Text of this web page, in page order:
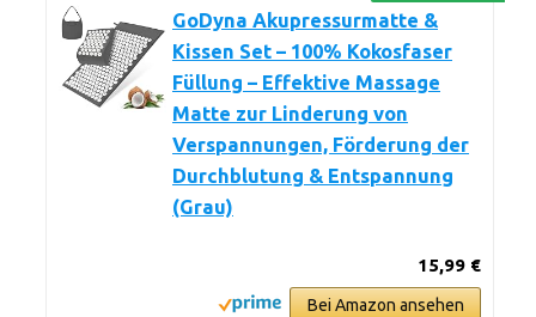
GoDyna Akupressurmatte &
Kissen Set – 100% Kokosfaser
Füllung – Effektive Massage
Matte zur Linderung von
Verspannungen, Förderung der
Durchblutung & Entspannung
(Grau)
15,99 €
Bei Amazon ansehen